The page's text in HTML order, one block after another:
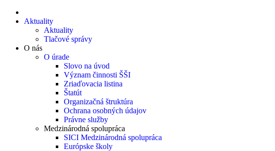
Aktuality
Aktuality
Tlačové správy
O nás
O úrade
Slovo na úvod
Význam činnosti ŠŠI
Zriaďovacia listina
Štatút
Organizačná štruktúra
Ochrana osobných údajov
Právne služby
Medzinárodná spolupráca
SICI Medzinárodná spolupráca
Európske školy